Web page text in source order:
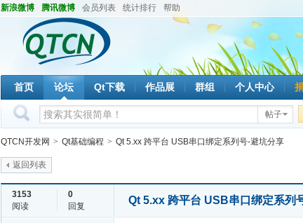
新浪微博 腾讯微博 会员列表 统计排行 帮助
首页 论坛 Qt下载 作品展 群组 个人中心
帖子
QTCN开发网 > Qt基础编程 > Qt 5.xx 跨平台 USB串口绑定系列号-避坑分享
返回列表
3153
阅读
0
回复
Qt 5.xx 跨平台 USB串口绑定系列